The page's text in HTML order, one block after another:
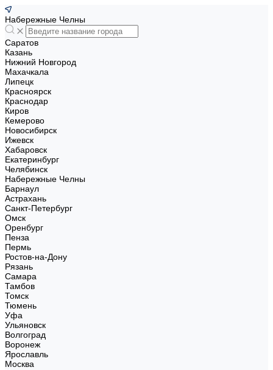
Набережные Челны
Саратов
Казань
Нижний Новгород
Махачкала
Липецк
Красноярск
Краснодар
Киров
Кемерово
Новосибирск
Ижевск
Хабаровск
Екатеринбург
Челябинск
Набережные Челны
Барнаул
Астрахань
Санкт-Петербург
Омск
Оренбург
Пенза
Пермь
Ростов-на-Дону
Рязань
Самара
Тамбов
Томск
Тюмень
Уфа
Ульяновск
Волгоград
Воронеж
Ярославль
Москва